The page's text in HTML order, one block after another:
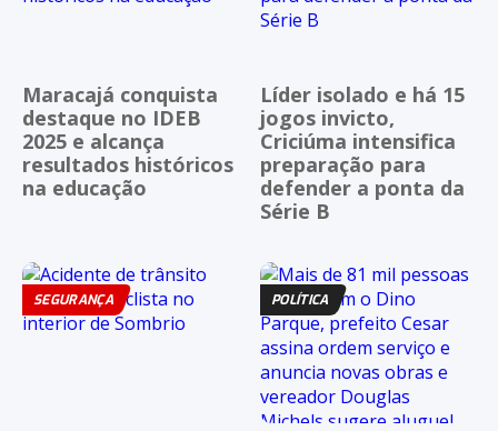
Maracajá conquista
destaque no IDEB
2025 e alcança
resultados históricos
na educação
Líder isolado e há 15
jogos invicto,
Criciúma intensifica
preparação para
defender a ponta da
Série B
SEGURANÇA POLÍTICA